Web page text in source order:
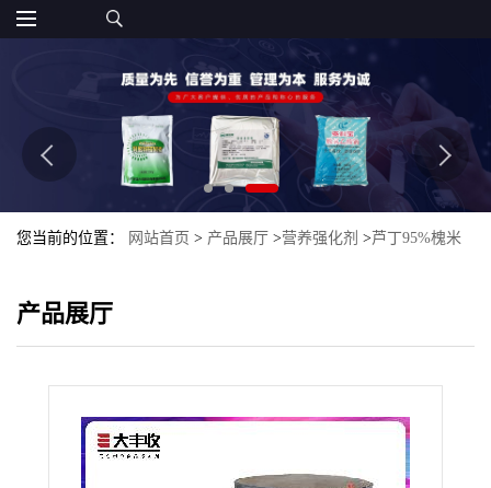
您当前的位置： 网站首页 > 产品展厅 >营养强化剂 >芦丁95%槐米
产品展厅